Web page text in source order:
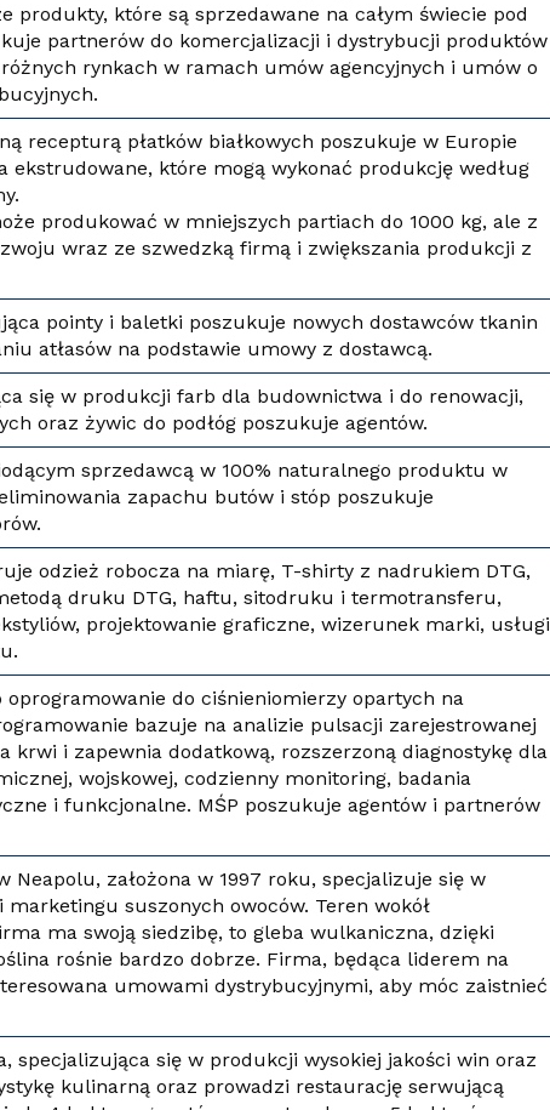
produkty, które są sprzedawane na całym świecie pod
partnerów do komercjalizacji i dystrybucji produktów
rynkach w ramach umów agencyjnych i umów o
recepturą płatków białkowych poszukuje w Europie
które mogą wykonać produkcję według
produkować w mniejszych partiach do 1000 kg, ale z
wraz ze szwedzką firmą i zwiększania produkcji z
pointy i baletki poszukuje nowych dostawców tkanin
atłasów na podstawie umowy z dostawcą.
się w produkcji farb dla budownictwa i do renowacji,
oraz żywic do podłóg poszukuje agentów.
sprzedawcą w 100% naturalnego produktu w
zapachu butów i stóp poszukuje
odzież robocza na miarę, T-shirty z nadrukiem DTG,
druku DTG, haftu, sitodruku i termotransferu,
projektowanie graficzne, wizerunek marki, usługi
oprogramowanie do ciśnieniomierzy opartych na
bazuje na analizie pulsacji zarejestrowanej
krwi i zapewnia dodatkową, rozszerzoną diagnostykę dla
wojskowej, codzienny monitoring, badania
i funkcjonalne. MŚP poszukuje agentów i partnerów
Neapolu, założona w 1997 roku, specjalizuje się w
suszonych owoców. Teren wokół
ma swoją siedzibę, to gleba wulkaniczna, dzięki
rośnie bardzo dobrze. Firma, będąca liderem na
umowami dystrybucyjnymi, aby móc zaistnieć
specjalizująca się w produkcji wysokiej jakości win oraz
kulinarną oraz prowadzi restaurację serwującą